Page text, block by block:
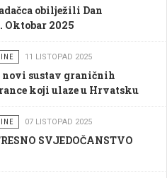
obilježili Dan
Oktobar 2025
11 LISTOPAD 2025
novi sustav graničnih
koji ulaze u Hrvatsku
07 LISTOPAD 2025
SVJEDOČANSTVO